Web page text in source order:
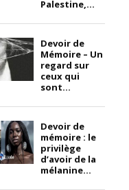
Palestine,...
Devoir de
Mémoire – Un
regard sur
ceux qui
sont...
Devoir de
mémoire : le
privilège
d’avoir de la
mélanine...